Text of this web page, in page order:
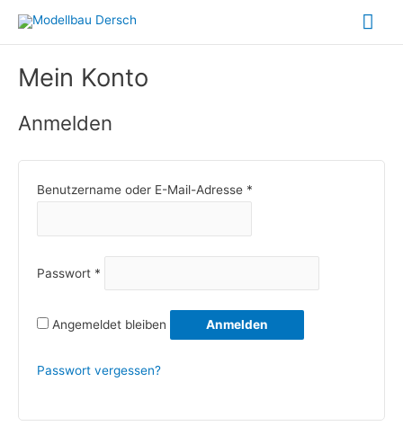
Inhalt
Mein Konto
Anmelden
Benutzername oder E-Mail-Adresse *
Passwort *
Angemeldet bleiben Anmelden
Passwort vergessen?